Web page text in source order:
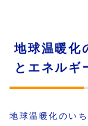
地球温暖化
とエネルギ
地球温暖化のい